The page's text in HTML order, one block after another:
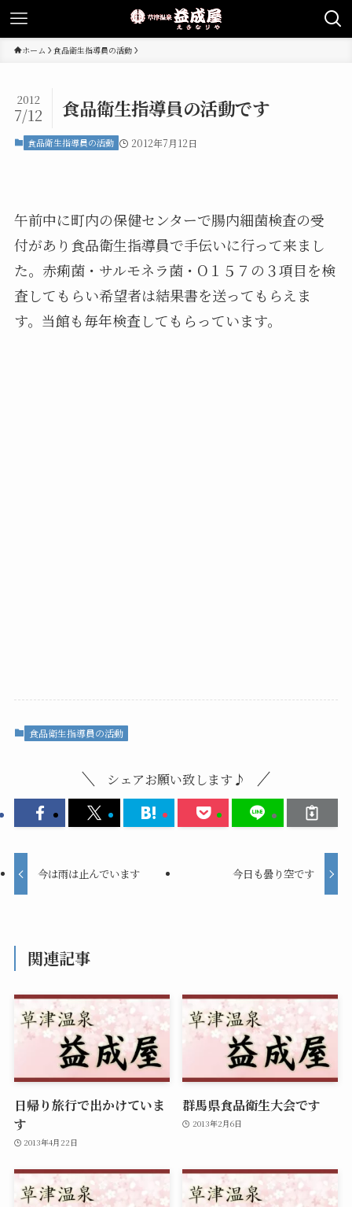
ホーム 食品衛生指導員の活動
食品衛生指導員の活動です
2012
7/12
食品衛生指導員の活動 2012年7月12日
午前中に町内の保健センターで腸内細菌検査の受
付があり食品衛生指導員で手伝いに行って来まし
た。赤痢菌・サルモネラ菌・O１５７の３項目を検
査してもらい希望者は結果書を送ってもらえま
す。当館も毎年検査してもらっています。
食品衛生指導員の活動
シェアお願い致します♪
今は雨は止んでいます 今日も曇り空です
関連記事
日帰り旅行で出かけていま
す
2013年4月22日
群馬県食品衛生大会です
2013年2月6日